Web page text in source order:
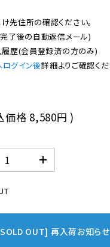
先住所の確認ください。
了後の自動返信メール)
履歴(会員登録済の方のみ)
グイン後
価格 8,580円 )
OUT] 再入荷お知らせ